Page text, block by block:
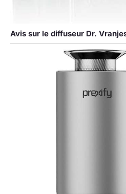
Avis sur le diffuseur Dr.